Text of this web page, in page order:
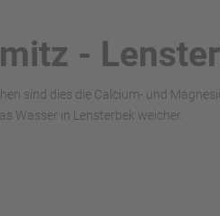
-
sind dies die Calcium- und
Wasser in Lensterbek weicher.